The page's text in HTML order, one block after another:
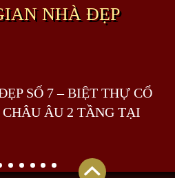
NHÀ ĐẸP
SỐ 7 – BIỆT THỰ CỔ
ÂU 2 TẦNG TẠI